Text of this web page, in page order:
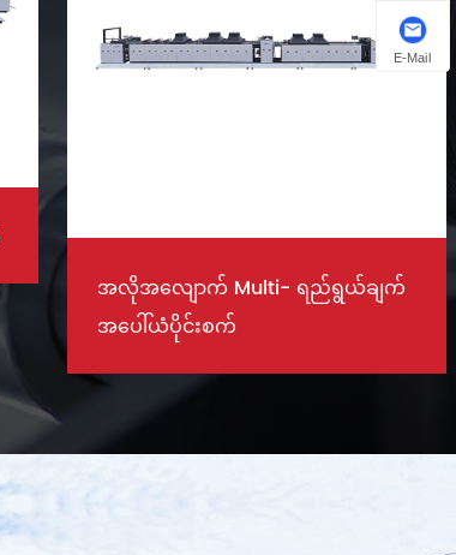
အလိုအလျောက် uv အပေါ်ယံစက်
E-Mail